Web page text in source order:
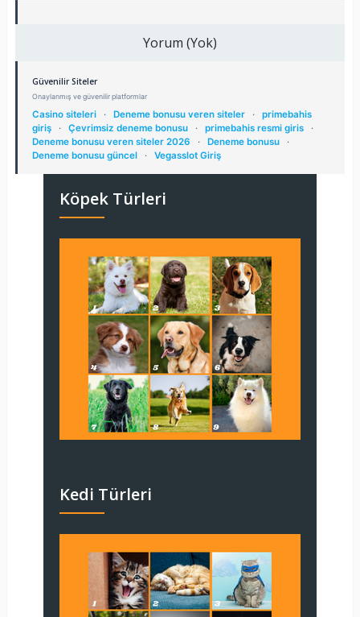
Yorum (Yok)
Güvenilir Siteler
Onaylanmış ve güvenilir platformlar
Casino siteleri · Deneme bonusu veren siteler ·
primebahis
giriş
· Çevrimsiz deneme bonusu · primebahis resmi giris
·
Deneme bonusu veren siteler 2026
· Deneme bonusu
·
Deneme bonusu güncel
· Vegasslot Giriş
Köpek Türleri
Kedi Türleri